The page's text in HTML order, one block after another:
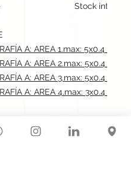
Stock
A: AREA 1.max: 5x0.4 cm
A: AREA 2.max: 5x0.4 cm
A: AREA 3.max: 5x0.4 cm
A: AREA 4.max: 3x0.4 cm